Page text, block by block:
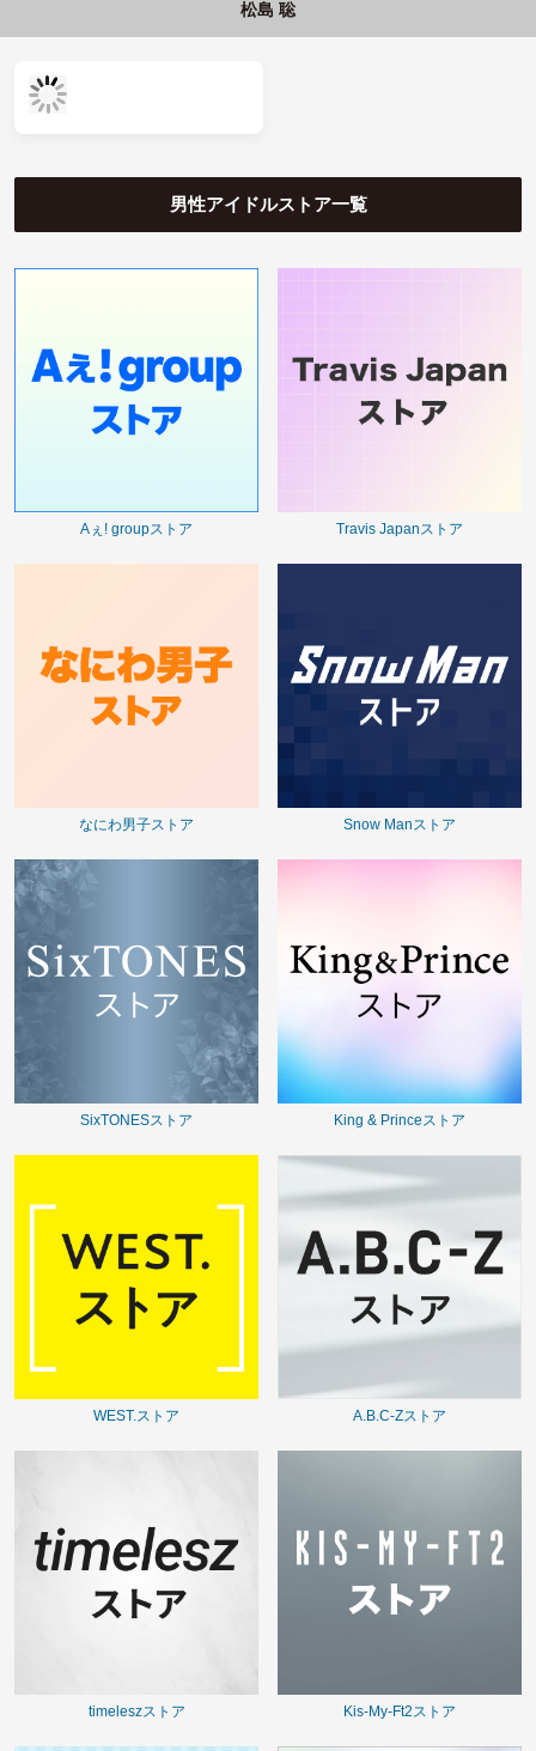
松島 聡
男性アイドルストア一覧
Aぇ! groupストア Travis Japanストア
なにわ男子ストア Snow Manストア
SixTONESストア King & Princeストア
WEST.ストア A.B.C-Zストア
timeleszストア Kis-My-Ft2ストア